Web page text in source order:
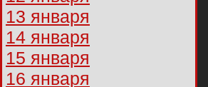
13 января
14 января
15 января
16 января